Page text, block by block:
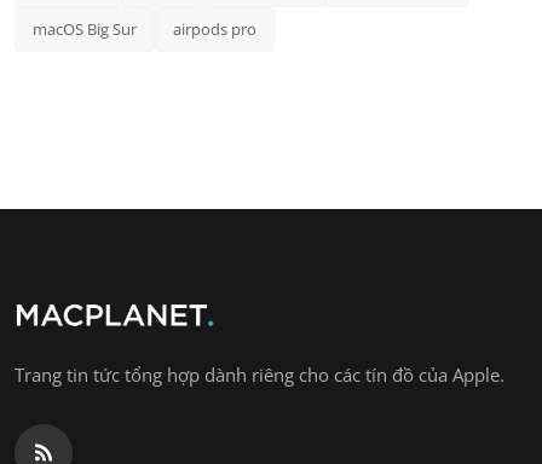
macOS Big Sur airpods pro
Trang tin tức tổng hợp dành riêng cho các tín đồ của Apple.